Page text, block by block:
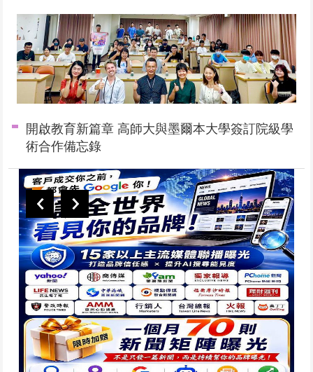
開啟教育新篇章 高師大與墨爾本大學簽訂院級學
術合作備忘錄